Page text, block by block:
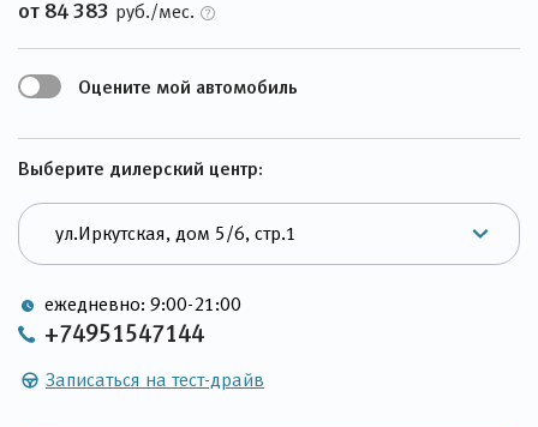
от 84 383 руб./мес.
Оцените мой автомобиль
Выберите дилерский центр:
ежедневно: 9:00-21:00
+74951547144
Записаться на тест-драйв